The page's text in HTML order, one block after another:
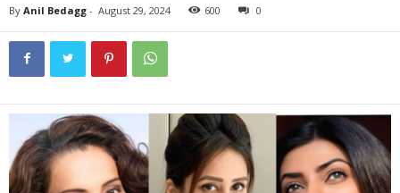
By Anil Bedagg - August 29, 2024 600 0